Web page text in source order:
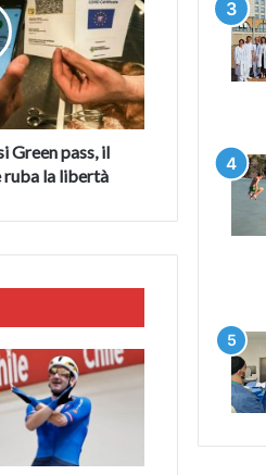
Green pass, il
ruba la libertà